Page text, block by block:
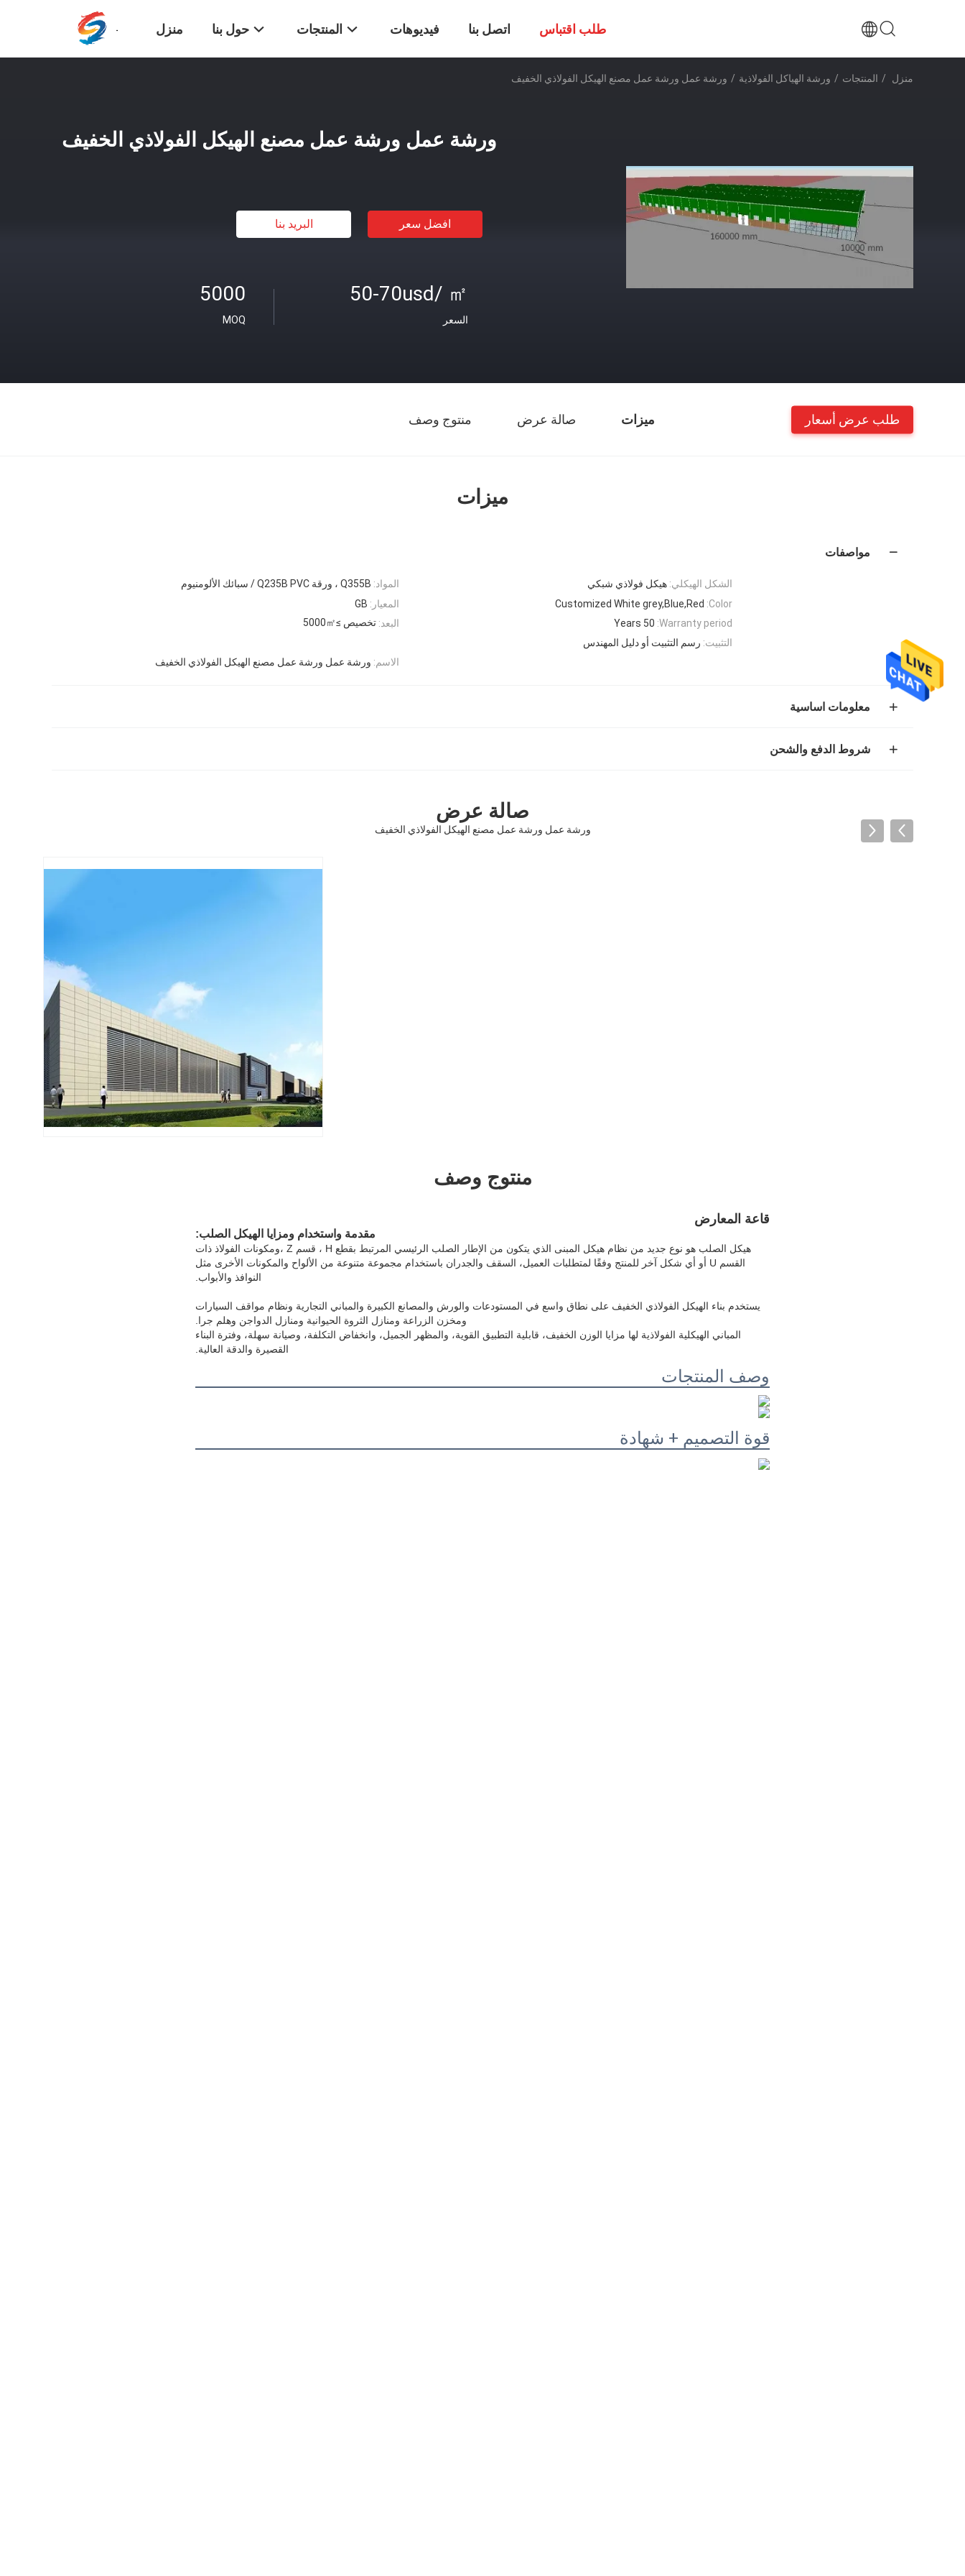
منزل حول بنا المنتجات فيديوهات اتصل بنا طلب اقتباس
منزل / المنتجات / ورشة الهياكل الفولاذية / ورشة عمل ورشة عمل مصنع الهيكل الفولاذي الخفيف
ورشة عمل ورشة عمل مصنع الهيكل الفولاذي الخفيف
افضل سعر البريد بنا
5000
MOQ
50-70usd/ ㎡
السعر
ميزات صالة عرض منتوج وصف طلب عرض أسعار
ميزات
مواصفات
المواد: Q355B ، ورقة Q235B PVC / سبائك الألومنيوم الشكل الهيكلي: هيكل فولاذي شبكي
المعيار: GB Color:
Customized White grey,Blue,Red
البعد: تخصيص ≥5000㎡ Warranty period:
50 Years
التثبيت: رسم التثبيت أو دليل المهندس
الاسم: ورشة عمل ورشة عمل مصنع الهيكل الفولاذي الخفيف
معلومات اساسية
شروط الدفع والشحن
صالة عرض
ورشة عمل ورشة عمل مصنع الهيكل الفولاذي الخفيف
منتوج وصف
قاعة المعارض
مقدمة واستخدام ومزايا الهيكل الصلب:
هيكل الصلب هو نوع جديد من نظام هيكل المبنى الذي يتكون من الإطار الصلب الرئيسي المرتبط بقطع H ، قسم Z ،ومكونات الفولاذ ذات
القسم U أو أي شكل آخر للمنتج وفقًا لمتطلبات العميل، السقف والجدران باستخدام مجموعة متنوعة من الألواح والمكونات الأخرى مثل
النوافذ والأبواب.
يستخدم بناء الهيكل الفولاذي الخفيف على نطاق واسع في المستودعات والورش والمصانع الكبيرة والمباني التجارية ونظام مواقف السيارات
ومخزن الزراعة ومنازل الثروة الحيوانية ومنازل الدواجن وهلم جرا.
المباني الهيكلية الفولاذية لها مزايا الوزن الخفيف، قابلية التطبيق القوية، والمظهر الجميل، وانخفاض التكلفة، وصيانة سهلة، وفترة البناء
القصيرة والدقة العالية.
وصف المنتجات
قوة التصميم + شهادة